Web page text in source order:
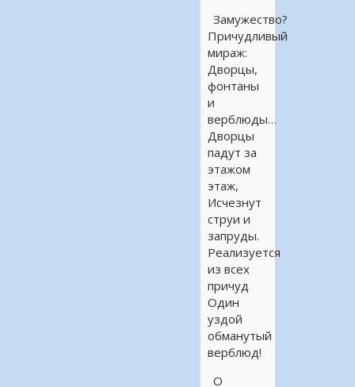
Замужество?
Причудливый
мираж:
Дворцы,
фонтаны
и
верблюды…
Дворцы
падут за
этажом
этаж,
Исчезнут
струи и
запруды.
Реализуется
из всех
причуд
Один
уздой
обманутый
верблюд!
О